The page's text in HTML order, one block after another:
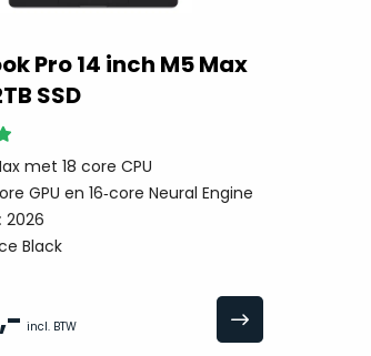
Pro 14 inch M5 Max
SSD
met 18 core CPU
GPU en 16‑core Neural Engine
2026
Black
incl. BTW